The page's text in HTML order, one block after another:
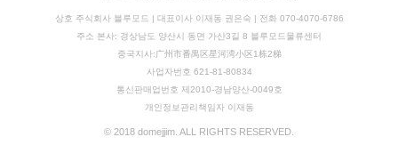
상호 주식회사 블루모드 | 대표이사 이재동 권은숙 | 전화 070-4070-6786
주소 본사: 경상남도 양산시 동면 가산3길 8 블루모드물류센터
중국지사:广州市番禺区星河湾小区1栋2梯
사업자번호 621-81-80834
통신판매업번호 제2010-경남양산-0049호
개인정보관리책임자 이재동
© 2018 domejjim. ALL RIGHTS RESERVED.